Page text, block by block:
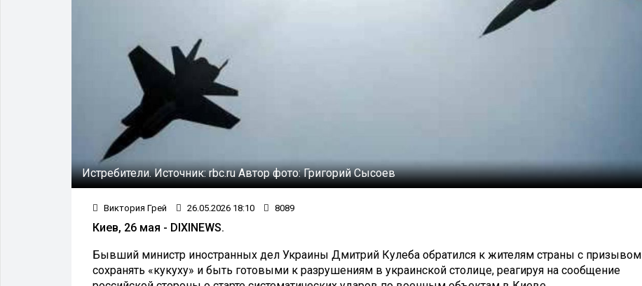
Истребители.Источник:rbc.ruАвтор фото:Григорий Сысоев
Виктория Грей 26.05.2026 18:10 8089
Киев, 26 мая - DIXINEWS.
Бывший министр иностранных дел Украины Дмитрий Кулеба обратился к жителям страны с призывом
сохранять «кукуху» и быть готовыми к разрушениям в украинской столице, реагируя на сообщение